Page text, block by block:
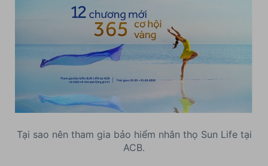
Tại sao nên tham gia bảo hiểm nhân thọ Sun Life tại
ACB.